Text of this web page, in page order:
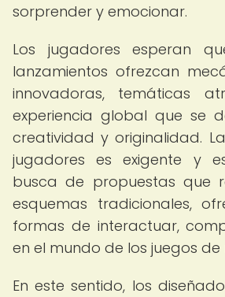
sorprender y emocionar.
Los jugadores esperan
lanzamientos ofrezcan
innovadoras, temáticas
experiencia global que se
creatividad y originalidad.
jugadores es exigente y
busca de propuestas que
esquemas tradicionales,
formas de interactuar,
en el mundo de los juegos de
En este sentido, los